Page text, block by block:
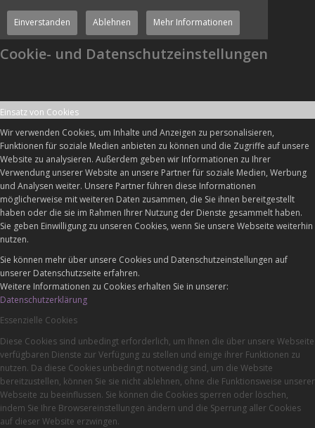
Einverstanden Ablehnen Mehr Informationen
Cookie- und Datenschutzeinstellungen
Einsatz von Cookies
Wir verwenden Cookies, um Inhalte und Anzeigen zu personalisieren,
Funktionen für soziale Medien anbieten zu können und die Zugriffe auf unsere
Website zu analysieren. Außerdem geben wir Informationen zu Ihrer
Verwendung unserer Website an unsere Partner für soziale Medien, Werbung
und Analysen weiter. Unsere Partner führen diese Informationen
möglicherweise mit weiteren Daten zusammen, die Sie ihnen bereitgestellt
haben oder die sie im Rahmen Ihrer Nutzung der Dienste gesammelt haben.
Sie geben Einwilligung zu unseren Cookies, wenn Sie unsere Webseite weiterhin
nutzen.
Sie können mehr über unsere Cookies und Datenschutzeinstellungen auf
unserer Datenschutzseite erfahren.
Weitere Informationen zu Cookies erhalten Sie in unserer:
Datenschutzerklärung
Essenzielle Cookies
Diese Cookies sind unbedingt erforderlich, um Ihnen die über unsere Webseite
verfügbaren Dienste zur Verfügung zu stellen und einige ihrer Funktionen zu
nutzen. Da diese Cookies unbedingt notwendig sind, um die Website
bereitzustellen, können Sie sie nicht ablehnen, ohne die Funktionsweise unserer
Webseite zu beeinflussen. Sie können die Cookies sperren oder löschen,
indem Sie Ihre Browsereinstellungen ändern und die Sperrung aller Cookies
auf dieser Website erzwingen.